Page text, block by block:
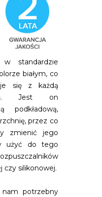
standardzie
białym, co
się z każdą
Jest on
podkładową,
przez co
zmienić jego
użyć do tego
czy silikonowej.
potrzebny